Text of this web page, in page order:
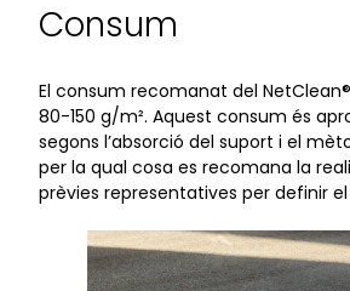
Consum
El consum recomanat del
80-150 g/m². Aquest consum és
segons l’absorció del suport i el
per la qual cosa es recomana la
prèvies representatives per definir